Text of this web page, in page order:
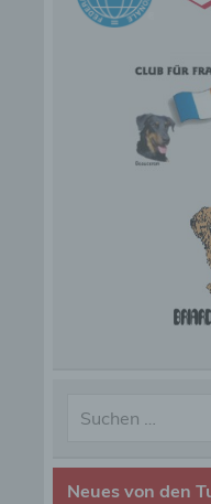
Neues von den